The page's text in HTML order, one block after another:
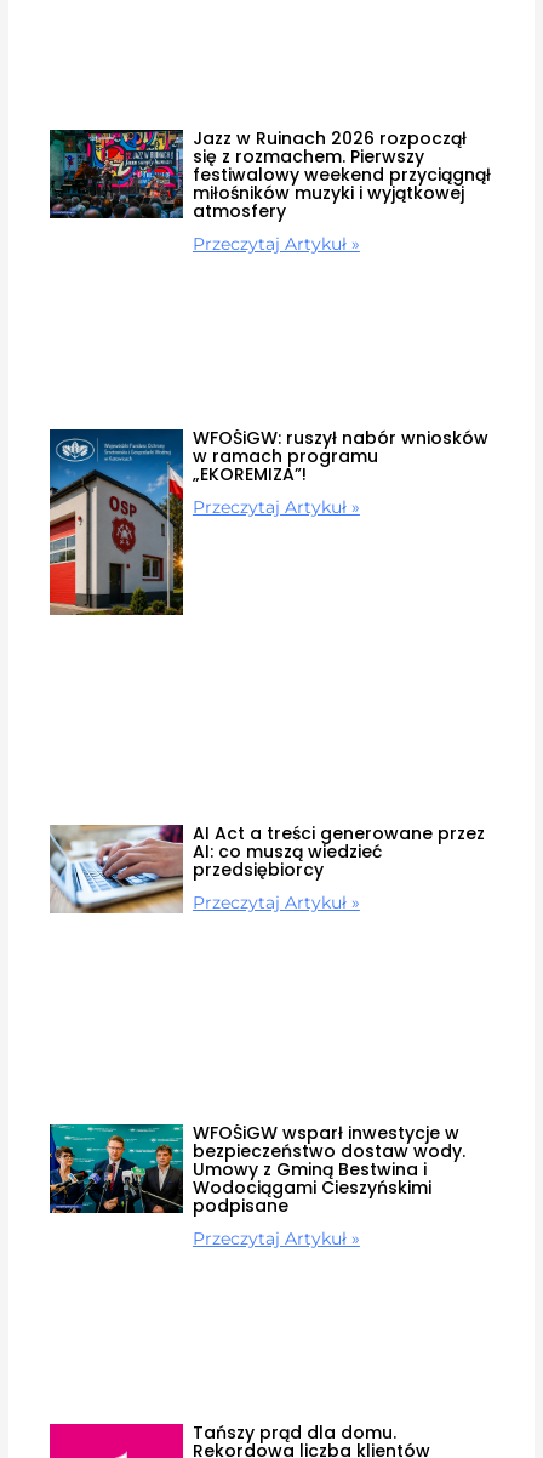
Jazz w Ruinach 2026 rozpoczął
się z rozmachem. Pierwszy
festiwalowy weekend przyciągnął
miłośników muzyki i wyjątkowej
atmosfery
Przeczytaj Artykuł »
WFOŚiGW: ruszył nabór wniosków
w ramach programu
„EKOREMIZA”!
Przeczytaj Artykuł »
AI Act a treści generowane przez
AI: co muszą wiedzieć
przedsiębiorcy
Przeczytaj Artykuł »
WFOŚiGW wsparł inwestycje w
bezpieczeństwo dostaw wody.
Umowy z Gminą Bestwina i
Wodociągami Cieszyńskimi
podpisane
Przeczytaj Artykuł »
Tańszy prąd dla domu.
Rekordowa liczba klientów